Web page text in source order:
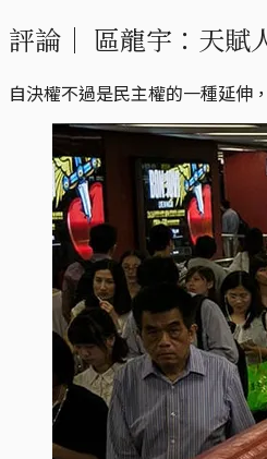
評論｜ 區龍宇：天賦
自決權不過是民主權的一種延伸